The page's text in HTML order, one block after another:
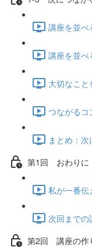
講座を並
講座を並べ
大切なこ
つながるコ
まとめ：
第1回 おわりに
私が一番伝
次回まで
第2回 講座の作